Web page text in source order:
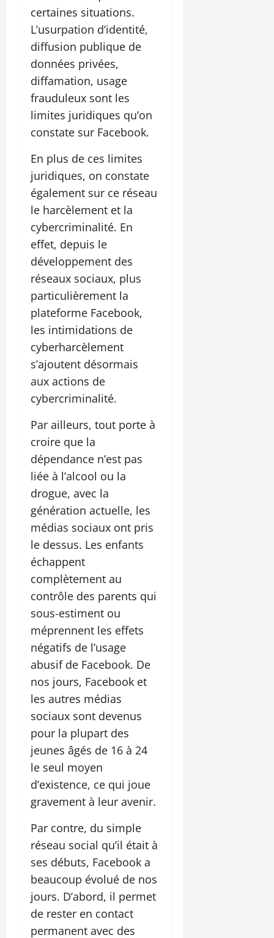
certaines situations.
L’usurpation d’identité,
diffusion publique de
données privées,
diffamation, usage
frauduleux sont les
limites juridiques qu’on
constate sur Facebook.
En plus de ces limites
juridiques, on constate
également sur ce réseau
le harcèlement et la
cybercriminalité. En
effet, depuis le
développement des
réseaux sociaux, plus
particulièrement la
plateforme Facebook,
les intimidations de
cyberharcèlement
s’ajoutent désormais
aux actions de
cybercriminalité.
Par ailleurs, tout porte à
croire que la
dépendance n’est pas
liée à l’alcool ou la
drogue, avec la
génération actuelle, les
médias sociaux ont pris
le dessus. Les enfants
échappent
complètement au
contrôle des parents qui
sous-estiment ou
méprennent les effets
négatifs de l’usage
abusif de Facebook. De
nos jours, Facebook et
les autres médias
sociaux sont devenus
pour la plupart des
jeunes âgés de 16 à 24
le seul moyen
d’existence, ce qui joue
gravement à leur avenir.
Par contre, du simple
réseau social qu’il était à
ses débuts, Facebook a
beaucoup évolué de nos
jours. D’abord, il permet
de rester en contact
permanent avec des